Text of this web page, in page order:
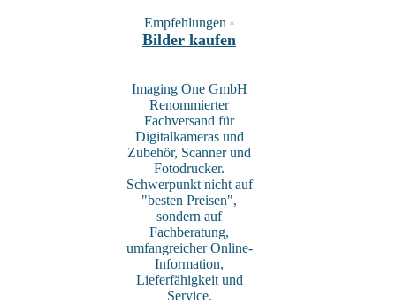
Empfehlungen *
Bilder kaufen
Imaging One GmbH
Renommierter
Fachversand für
Digitalkameras und
Zubehör, Scanner und
Fotodrucker.
Schwerpunkt nicht auf
"besten Preisen",
sondern auf
Fachberatung,
umfangreicher Online-
Information,
Lieferfähigkeit und
Service.